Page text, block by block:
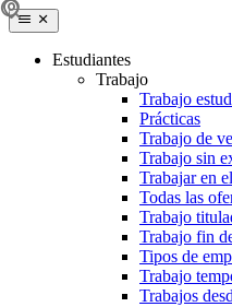
Estudiantes
Trabajo
Trabajo
Prácticas
Trabajo de
Trabajo sin
Trabajar en
Todas las
Trabajo
Trabajo fin
Tipos de
Trabajo
Trabajos